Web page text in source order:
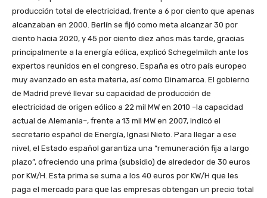
producción total de electricidad, frente a 6 por ciento que apenas
alcanzaban en 2000. Berlín se fijó como meta alcanzar 30 por
ciento hacia 2020, y 45 por ciento diez años más tarde, gracias
principalmente a la energía eólica, explicó Schegelmilch ante los
expertos reunidos en el congreso. España es otro país europeo
muy avanzado en esta materia, así como Dinamarca. El gobierno
de Madrid prevé llevar su capacidad de producción de
electricidad de origen eólico a 22 mil MW en 2010 –la capacidad
actual de Alemania–, frente a 13 mil MW en 2007, indicó el
secretario español de Energía, Ignasi Nieto. Para llegar a ese
nivel, el Estado español garantiza una “remuneración fija a largo
plazo”, ofreciendo una prima (subsidio) de alrededor de 30 euros
por KW/H. Esta prima se suma a los 40 euros por KW/H que les
paga el mercado para que las empresas obtengan un precio total